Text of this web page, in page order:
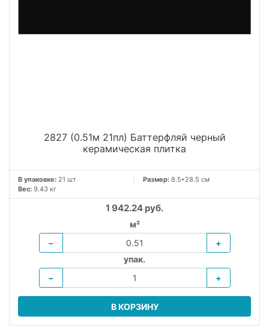
2827 (0.51м 21пл) Баттерфляй черный
керамическая плитка
В упаковке: 21 шт Размер: 8.5*28.5 см
Вес: 9.43 кг
1 942.24 руб.
м²
−
+
упак.
−
+
В КОРЗИНУ